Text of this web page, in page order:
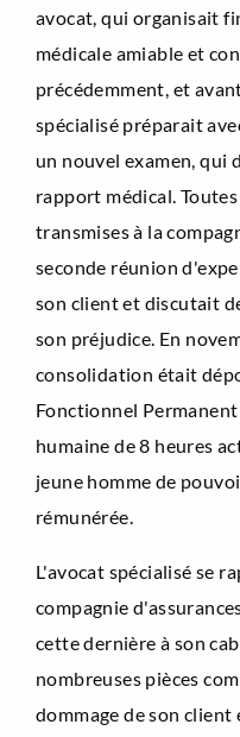
avocat, qui organisait
médicale amiable et
précédemment, et
spécialisé préparait
un nouvel examen, qui
rapport médical.
transmises à la
seconde réunion
son client et discutait
son préjudice. En
consolidation était
Fonctionnel
humaine de 8 heures
jeune homme de
rémunérée.
L'avocat spécialisé se
compagnie
cette dernière à son
nombreuses pièces
dommage de son